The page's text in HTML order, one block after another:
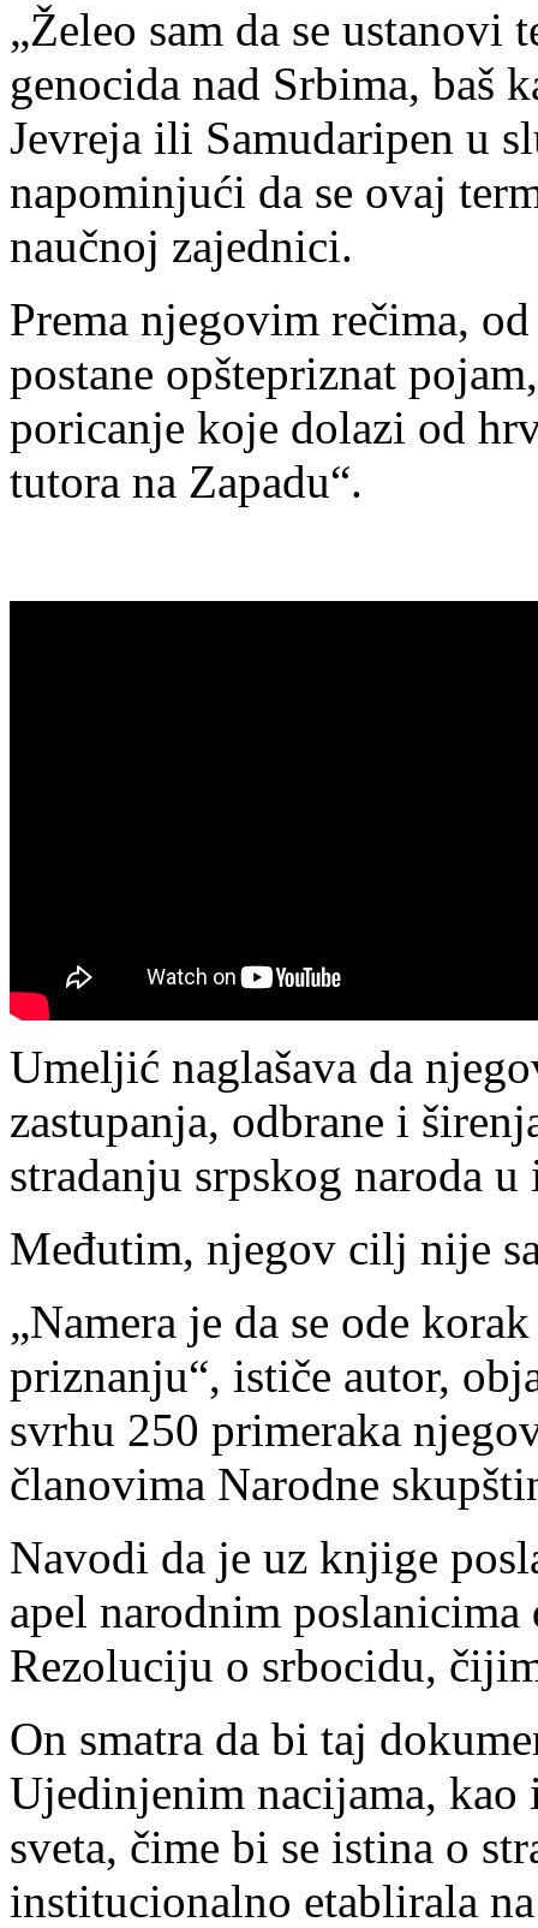
„Želeo sam da se ustanovi
genocida nad Srbima, baš
Jevreja ili Samudaripen u
napominjući da se ovaj
naučnoj zajednici.
Prema njegovim rečima,
postane opštepriznat
poricanje koje dolazi od
tutora na Zapadu“.
Umeljić naglašava da
zastupanja, odbrane i
stradanju srpskog naroda
Međutim, njegov cilj nije
„Namera je da se ode
priznanju“, ističe autor,
svrhu 250 primeraka
članovima Narodne
Navodi da je uz knjige
apel narodnim
Rezoluciju o srbocidu,
On smatra da bi taj
Ujedinjenim nacijama, kao
sveta, čime bi se istina o
institucionalno etablirala